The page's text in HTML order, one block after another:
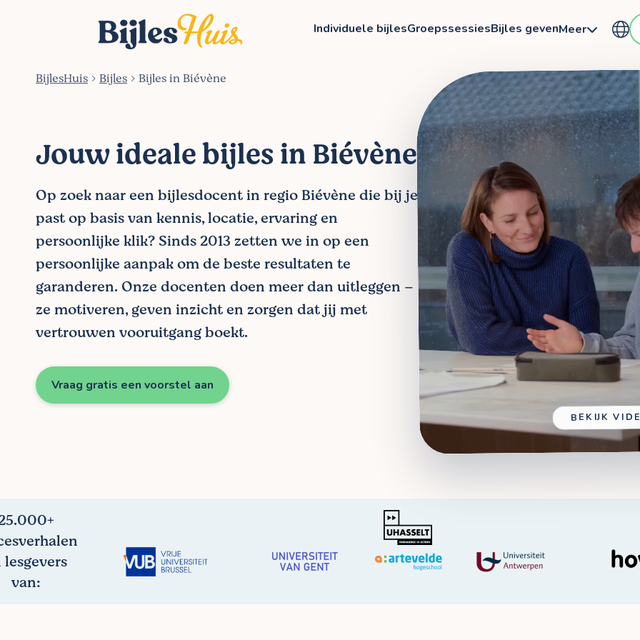
Individuele bijlesGroepssessiesBijles gevenMeer
BijlesHuis Bijles Bijles in Biévène
Jouw ideale bijles in Biévène
Op zoek naar een bijlesdocent in regio Biévène die bij je
past op basis van kennis, locatie, ervaring en
persoonlijke klik? Sinds 2013 zetten we in op een
persoonlijke aanpak om de beste resultaten te
garanderen. Onze docenten doen meer dan uitleggen –
ze motiveren, geven inzicht en zorgen dat jij met
vertrouwen vooruitgang boekt.
Vraag gratis een voorstel aan
BEKIJK
lesgevers
van: